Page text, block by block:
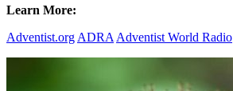
Learn More:
Adventist.org ADRA Adventist World Radio